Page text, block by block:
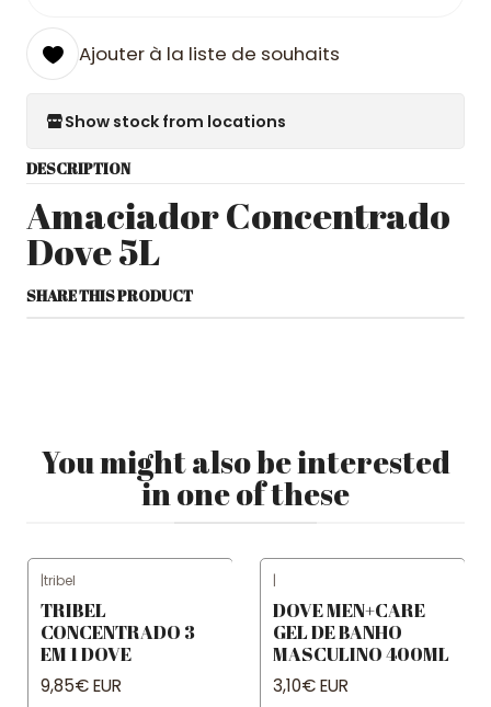
Ajouter à la liste de souhaits
Show stock from locations
DESCRIPTION
Amaciador Concentrado
Dove 5L
SHARE THIS PRODUCT
You might also be interested
in one of these
|tribel
TRIBEL
CONCENTRADO 3
EM 1 DOVE
9,85€ EUR
|
DOVE MEN+CARE
GEL DE BANHO
MASCULINO 400ML
3,10€ EUR